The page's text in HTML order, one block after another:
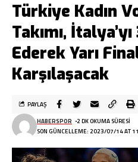
Türkiye Kadın
Takımı,
Ederek Yarı
Karşılaşacak
SON GÜNCELLEME: 2023/07/14 AT
HABERSPOR 2 DK OKUMA SÜRESI
PAYLAŞ